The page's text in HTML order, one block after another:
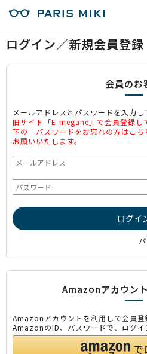
ログイン／新規会員登録
会員のお
メールアドレスとパスワードを入力し
旧サイト「E-megane」で会員登録し
下の「パスワードをお忘れの方はこ
お願いいたします。
Amazonアカウン
Amazonアカウントを利用して会員登
AmazonのID、パスワードで、ログイ